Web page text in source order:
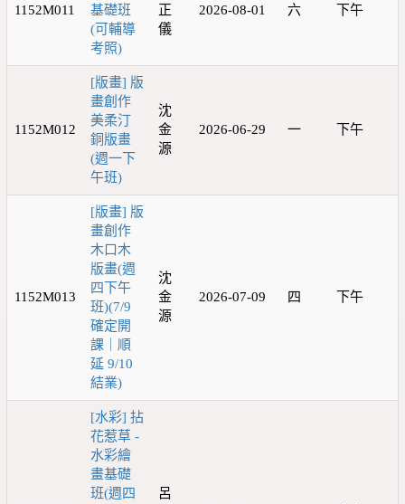
1152M011
基礎班
(可輔導
考照)
正
儀
2026-08-01 六 下午
1152M012
[版畫] 版
畫創作
美柔汀
銅版畫
(週一下
午班)
沈
金
源
2026-06-29 一 下午
1152M013
[版畫] 版
畫創作
木口木
版畫(週
四下午
班)(7/9
確定開
課｜順
延 9/10
結業)
沈
金
源
2026-07-09 四 下午
[水彩] 拈
花惹草 -
水彩繪
畫基礎
班(週四
呂